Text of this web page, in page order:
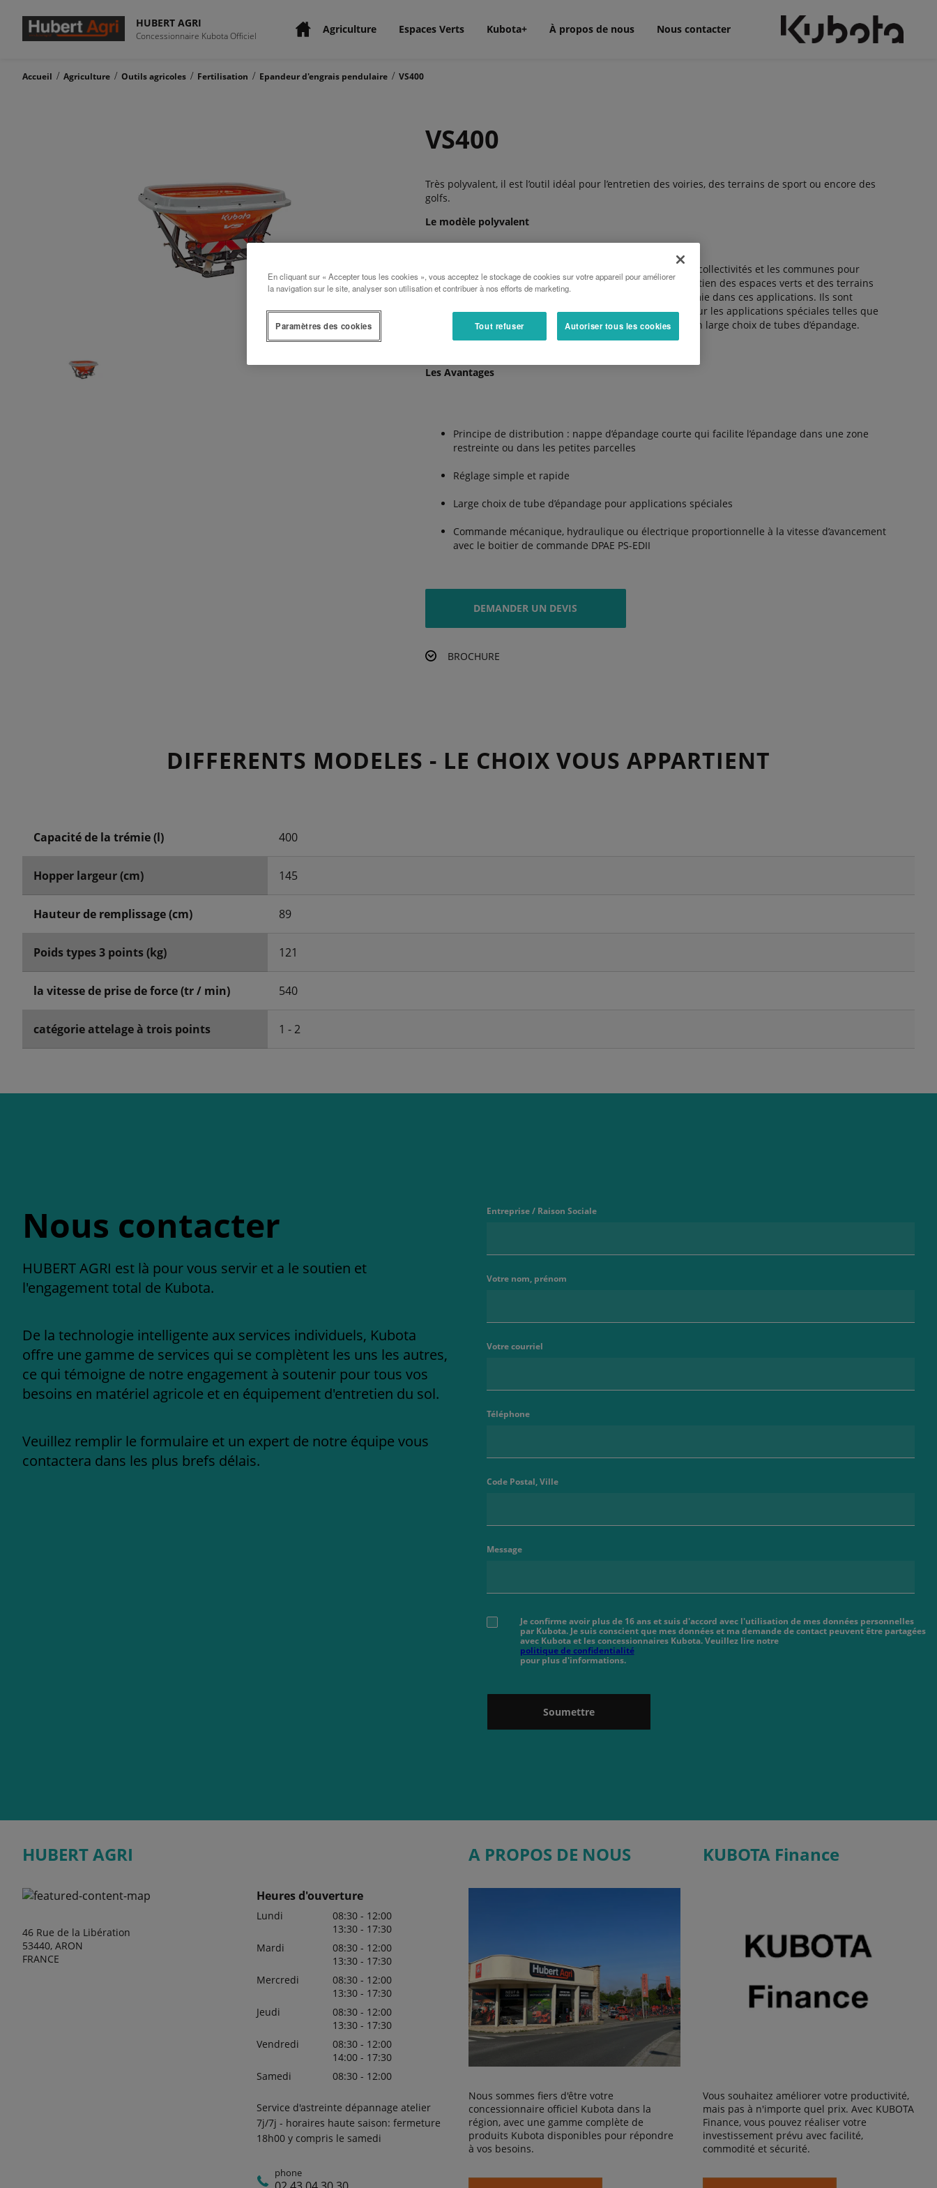
HUBERT AGRI
Concessionnaire Kubota Officiel Agriculture Espaces Verts Kubota+ À propos de nous Nous contacter
Accueil / Agriculture / Outils agricoles / Fertilisation / Epandeur d'engrais pendulaire / VS400
VS400
Très polyvalent, il est l’outil idéal pour l’entretien des voiries, des terrains de sport ou encore des
golfs.
Le modèle polyvalent
Les VS 400 et 500 sont souvent utilisés par les golfs ou les collectivités et les communes pour
l’entretien des voiries (épandage de sel et de sable), l’entretien des espaces verts et des terrains
de sports. Leurs capacités permettent une bonne autonomie dans ces applications. Ils sont
équipés de série du tube d’épandage de 1 à 14 mètres. Pour les applications spéciales telles que
l’épandage de sel et de sable, Kubota propose en option un large choix de tubes d’épandage.
Les Avantages
Principe de distribution : nappe d’épandage courte qui facilite l’épandage dans une zone
restreinte ou dans les petites parcelles
Réglage simple et rapide
Large choix de tube d’épandage pour applications spéciales
Commande mécanique, hydraulique ou électrique proportionnelle à la vitesse d’avancement
avec le boitier de commande DPAE PS-EDII
DEMANDER UN DEVIS
BROCHURE
DIFFERENTS MODELES - LE CHOIX VOUS APPARTIENT
Capacité de la trémie (l) 400
Hopper largeur (cm) 145
Hauteur de remplissage (cm) 89
Poids types 3 points (kg) 121
la vitesse de prise de force (tr / min) 540
catégorie attelage à trois points 1 - 2
Nous contacter
HUBERT AGRI est là pour vous servir et a le soutien et
l'engagement total de Kubota.
De la technologie intelligente aux services individuels, Kubota
offre une gamme de services qui se complètent les uns les autres,
ce qui témoigne de notre engagement à soutenir pour tous vos
besoins en matériel agricole et en équipement d'entretien du sol.
Veuillez remplir le formulaire et un expert de notre équipe vous
contactera dans les plus brefs délais.
Entreprise / Raison Sociale
Votre nom, prénom
Votre courriel
Téléphone
Code Postal, Ville
Message
Je confirme avoir plus de 16 ans et suis d'accord avec l'utilisation de mes données personnelles
par Kubota. Je suis conscient que mes données et ma demande de contact peuvent être partagées
avec Kubota et les concessionnaires Kubota. Veuillez lire notre
politique de confidentialité
pour plus d'informations.
Soumettre
HUBERT AGRI
46 Rue de la Libération
53440, ARON
FRANCE
Heures d'ouverture
Lundi
08:30 - 12:00
13:30 - 17:30
Mardi
08:30 - 12:00
13:30 - 17:30
Mercredi
08:30 - 12:00
13:30 - 17:30
Jeudi
08:30 - 12:00
13:30 - 17:30
Vendredi
08:30 - 12:00
14:00 - 17:30
Samedi
08:30 - 12:00
Service d'astreinte dépannage atelier
7j/7j - horaires haute saison: fermeture
18h00 y compris le samedi
phone
A PROPOS DE NOUS
Nous sommes fiers d'être votre
concessionnaire officiel Kubota dans la
région, avec une gamme complète de
produits Kubota disponibles pour répondre
à vos besoins.
KUBOTA Finance
Vous souhaitez améliorer votre productivité,
mais pas à n'importe quel prix. Avec KUBOTA
Finance, vous pouvez réaliser votre
investissement prévu avec facilité,
commodité et sécurité.
En cliquant sur « Accepter tous les cookies », vous acceptez le stockage de cookies sur votre appareil pour améliorer
la navigation sur le site, analyser son utilisation et contribuer à nos efforts de marketing.
Tout refuser Autoriser tous les cookies
Paramètres des cookies